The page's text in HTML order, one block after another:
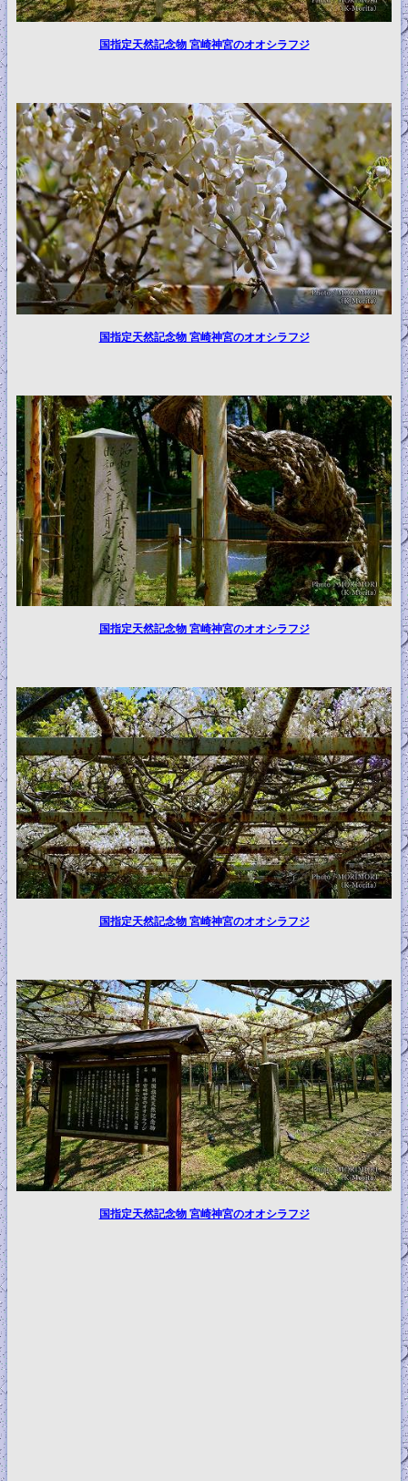
国指定天然記念物 宮崎神宮のオオシラフジ
国指定天然記念物 宮崎神宮のオオシラフジ
国指定天然記念物 宮崎神宮のオオシラフジ
国指定天然記念物 宮崎神宮のオオシラフジ
国指定天然記念物 宮崎神宮のオオシラフジ